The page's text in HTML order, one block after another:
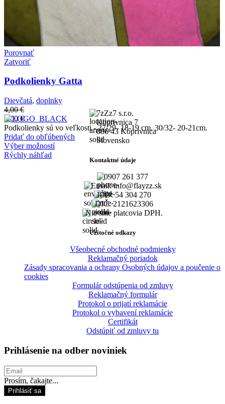
Porovnať
Zatvoriť
Podkolienky Gatta
Dievčatá, doplnky
4,00€
2,00€
Podkolienky sú vo veľkosti - 27/29- 18-19 cm, 30/32- 20-21cm.
Pridať do obľúbených
Výber možností
Rýchly náhľad
7zZz7 s.r.o.
Koprivnica 7
086 43 Koprivnica
Slovensko
Kontaktné údaje
0907 261 377
Email: info@flayzz.sk
IČO: 54 304 270
DIČ: 2121623306
Nie sme platcovia DPH.
Užitočné odkazy
Všeobecné obchodné podmienky
Reklamačný poriadok
Zásady spracovania a ochrany Osobných údajov a poučenie o
cookies
Formulár odstúpenia od zmluvy
Reklamačný formulár
Protokol o prijatí reklamácie
Protokol o vybavení reklamácie
Certifikát
Odstúpiť od zmluvy tu
Prihlásenie na odber noviniek
Prosím, čakajte...
Prihlásiť sa